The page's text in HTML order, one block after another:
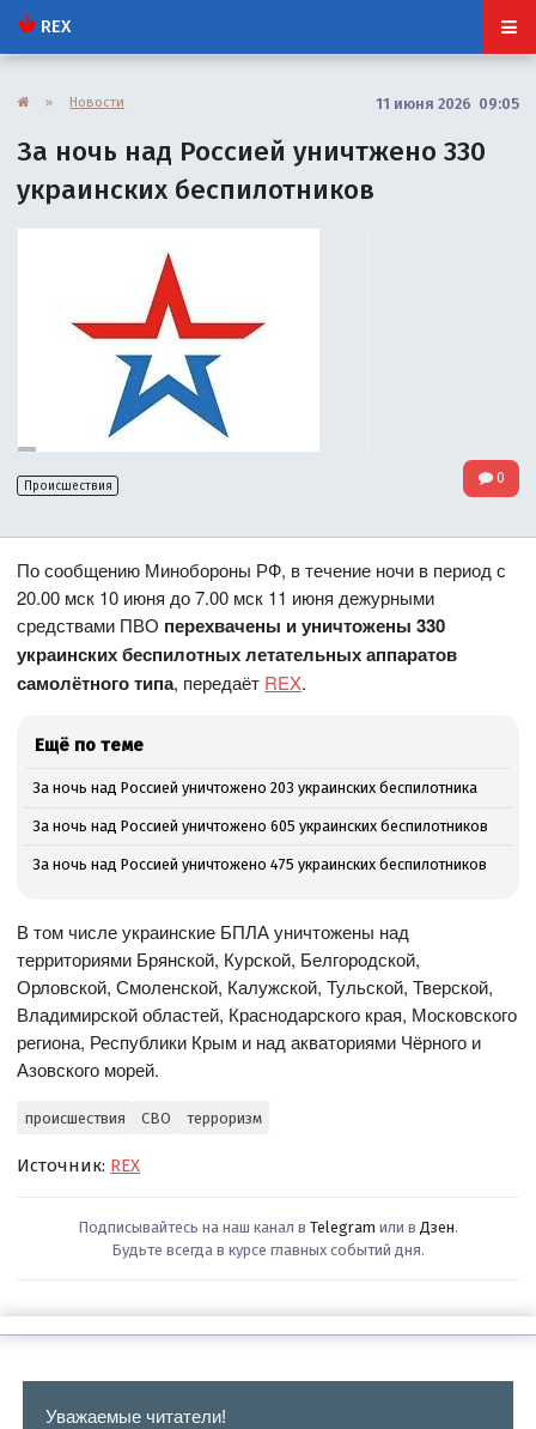
REX
» Новости 11 июня 2026 09:05
За ночь над Россией уничтжено 330
украинских беспилотников
Происшествия 0
По сообщению Минобороны РФ, в течение ночи в период с
20.00 мск 10 июня до 7.00 мск 11 июня дежурными
средствами ПВО перехвачены и уничтожены 330
украинских беспилотных летательных аппаратов
самолётного типа, передаёт REX.
Ещё по теме
За ночь над Россией уничтожено 203 украинских беспилотника
За ночь над Россией уничтожено 605 украинских беспилотников
За ночь над Россией уничтожено 475 украинских беспилотников
В том числе украинские БПЛА уничтожены над
территориями Брянской, Курской, Белгородской,
Орловской, Смоленской, Калужской, Тульской, Тверской,
Владимирской областей, Краснодарского края, Московского
региона, Республики Крым и над акваториями Чёрного и
Азовского морей.
происшествия СВО терроризм
Источник: REX
Подписывайтесь на наш канал в Telegram или в Дзен.
Будьте всегда в курсе главных событий дня.
Уважаемые читатели!